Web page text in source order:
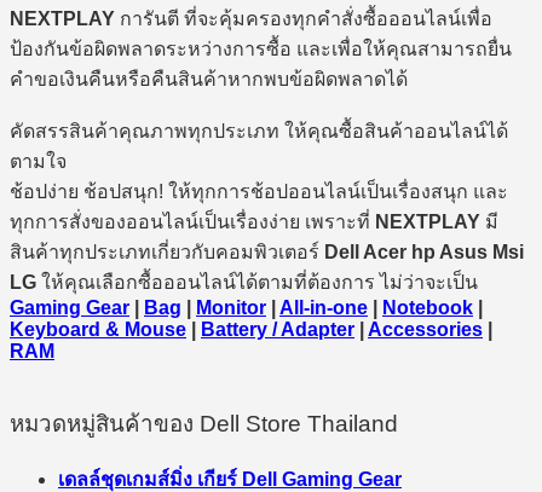
NEXTPLAY การันตี ที่จะคุ้มครองทุกคำสั่งซื้อออนไลน์เพื่อ
ป้องกันข้อผิดพลาดระหว่างการซื้อ และเพื่อให้คุณสามารถยื่น
คำขอเงินคืนหรือคืนสินค้าหากพบข้อผิดพลาดได้
คัดสรรสินค้าคุณภาพทุกประเภท ให้คุณซื้อสินค้าออนไลน์ได้
ตามใจ
ช้อปง่าย ช้อปสนุก! ให้ทุกการช้อปออนไลน์เป็นเรื่องสนุก และ
ทุกการสั่งของออนไลน์เป็นเรื่องง่าย เพราะที่ NEXTPLAY มี
สินค้าทุกประเภทเกี่ยวกับคอมพิวเตอร์ Dell Acer hp Asus Msi
LG ให้คุณเลือกซื้อออนไลน์ได้ตามที่ต้องการ ไม่ว่าจะเป็น
Gaming Gear
Bag Monitor All-in-one Notebook
Keyboard & Mouse
Battery / Adapter Accessories
RAM
หมวดหมู่สินค้าของ Dell Store Thailand
เดลล์ชุดเกมส์มิ่ง เกียร์ Dell Gaming Gear